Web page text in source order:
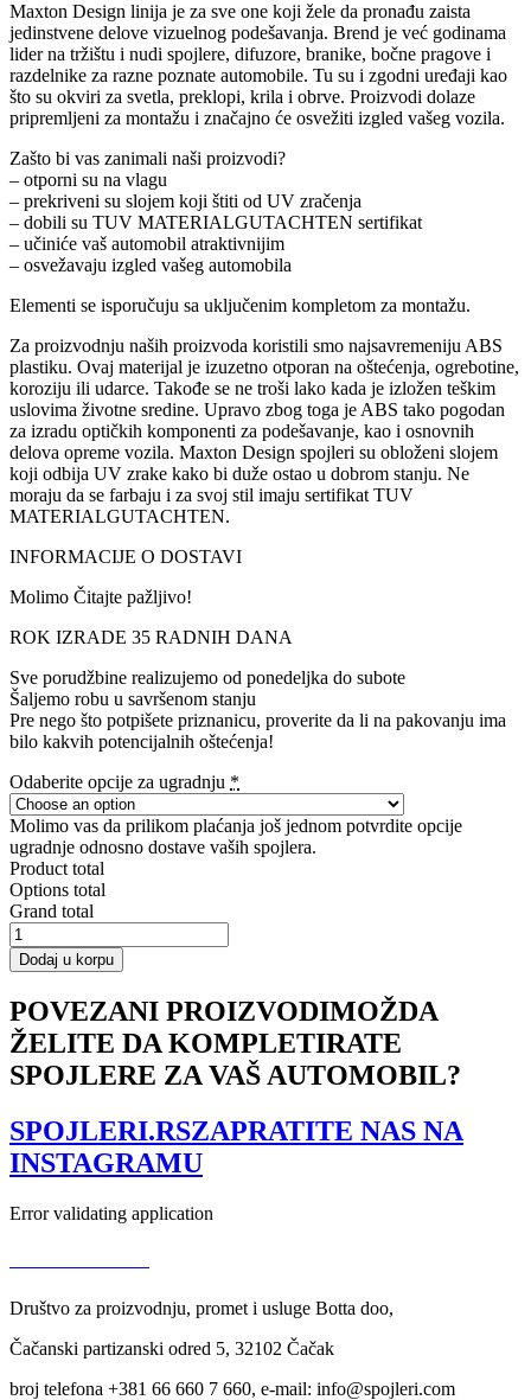
Maxton Design linija je za sve one koji žele da pronađu zaista
jedinstvene delove vizuelnog podešavanja. Brend je već godinama
lider na tržištu i nudi spojlere, difuzore, branike, bočne pragove i
razdelnike za razne poznate automobile. Tu su i zgodni uređaji kao
što su okviri za svetla, preklopi, krila i obrve. Proizvodi dolaze
pripremljeni za montažu i značajno će osvežiti izgled vašeg vozila.
Zašto bi vas zanimali naši proizvodi?
– otporni su na vlagu
– prekriveni su slojem koji štiti od UV zračenja
– dobili su TUV MATERIALGUTACHTEN sertifikat
– učiniće vaš automobil atraktivnijim
– osvežavaju izgled vašeg automobila
Elementi se isporučuju sa uključenim kompletom za montažu.
Za proizvodnju naših proizvoda koristili smo najsavremeniju ABS
plastiku. Ovaj materijal je izuzetno otporan na oštećenja, ogrebotine,
koroziju ili udarce. Takođe se ne troši lako kada je izložen teškim
uslovima životne sredine. Upravo zbog toga je ABS tako pogodan
za izradu optičkih komponenti za podešavanje, kao i osnovnih
delova opreme vozila. Maxton Design spojleri su obloženi slojem
koji odbija UV zrake kako bi duže ostao u dobrom stanju. Ne
moraju da se farbaju i za svoj stil imaju sertifikat TUV
MATERIALGUTACHTEN.
INFORMACIJE O DOSTAVI
Molimo Čitajte pažljivo!
ROK IZRADE 35 RADNIH DANA
Sve porudžbine realizujemo od ponedeljka do subote
Šaljemo robu u savršenom stanju
Pre nego što potpišete priznanicu, proverite da li na pakovanju ima
bilo kakvih potencijalnih oštećenja!
Odaberite opcije za ugradnju *
Molimo vas da prilikom plaćanja još jednom potvrdite opcije
ugradnje odnosno dostave vaših spojlera.
Product total
Options total
Grand total
SPOILER
CAP
V.1
A6
C7
Avant
količina
Dodaj u korpu
POVEZANI PROIZVODIMOŽDA
ŽELITE DA KOMPLETIRATE
SPOJLERE ZA VAŠ AUTOMOBIL?
SPOJLERI.RSZAPRATITE NAS NA
INSTAGRAMU
Error validating application
Društvo za proizvodnju, promet i usluge Botta doo,
Čačanski partizanski odred 5, 32102 Čačak
broj telefona +381 66 660 7 660, e-mail: info@spojleri.com